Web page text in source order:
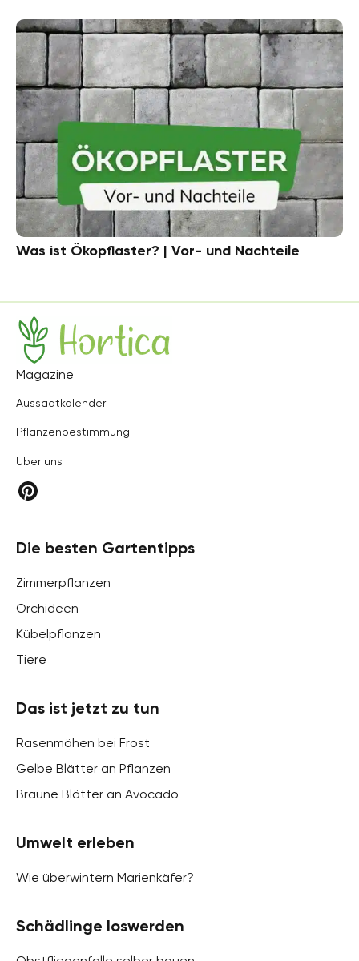
Was ist Ökopflaster? | Vor- und Nachteile
Hortica
Magazine
Aussaatkalender
Pflanzenbestimmung
Über uns
Die besten Gartentipps
Zimmerpflanzen
Orchideen
Kübelpflanzen
Tiere
Das ist jetzt zu tun
Rasenmähen bei Frost
Gelbe Blätter an Pflanzen
Braune Blätter an Avocado
Umwelt erleben
Wie überwintern Marienkäfer?
Schädlinge loswerden